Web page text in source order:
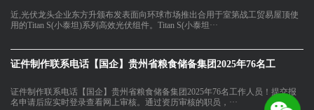
近,光伏龙头企业东方升颁布发表面向环球市场推出合用于室第战工贸易屋顶使
用的Titan S(小泰坦)系列高效光伏组件。Titan S(小泰坦···
证件制作联系电话【国企】贵州省粮食储备集团2025年76名工
证件制作联系电话【国企】贵州省粮食储备集团2025年76名工作人员！提交报
名申请后应实时登录查看网上审核。通过资历审核的职员，···